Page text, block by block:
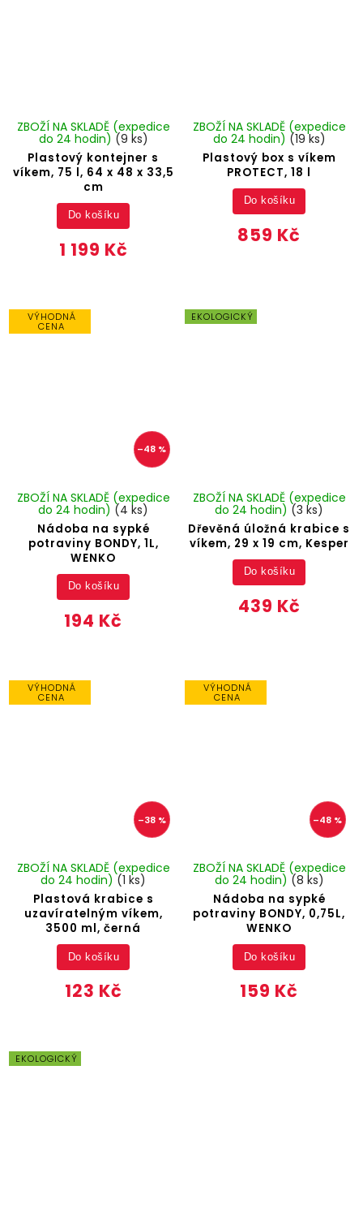
Plastový kontejner s
víkem, 75 l, 64 x 48 x 33,5
cm
ZBOŽÍ NA SKLADĚ (expedice
do 24 hodin) (9 ks)
1 199 Kč
Do košíku
Plastový box s víkem
PROTECT, 18 l
ZBOŽÍ NA SKLADĚ (expedice
do 24 hodin) (19 ks)
859 Kč
Do košíku
VÝHODNÁ
CENA
–48 %
Nádoba na sypké
potraviny BONDY, 1L,
WENKO
ZBOŽÍ NA SKLADĚ (expedice
do 24 hodin) (4 ks)
194 Kč
Do košíku
EKOLOGICKÝ
Dřevěná úložná krabice s
víkem, 29 x 19 cm, Kesper
ZBOŽÍ NA SKLADĚ (expedice
do 24 hodin) (3 ks)
439 Kč
Do košíku
VÝHODNÁ
CENA
–38 %
Plastová krabice s
uzavíratelným víkem,
3500 ml, černá
ZBOŽÍ NA SKLADĚ (expedice
do 24 hodin) (1 ks)
123 Kč
Do košíku
VÝHODNÁ
CENA
–48 %
Nádoba na sypké
potraviny BONDY, 0,75L,
WENKO
ZBOŽÍ NA SKLADĚ (expedice
do 24 hodin) (8 ks)
159 Kč
Do košíku
EKOLOGICKÝ